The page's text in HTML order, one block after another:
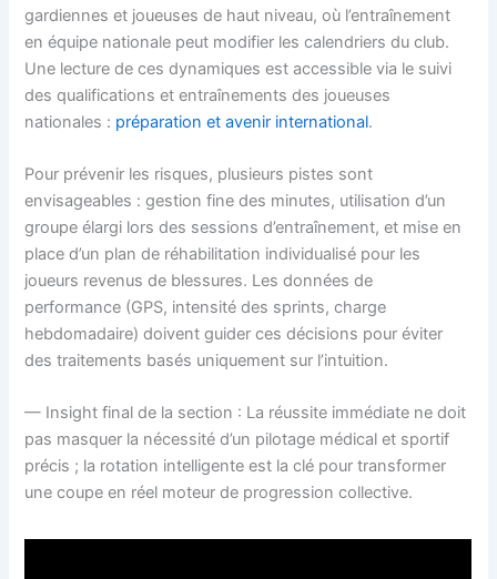
gardiennes et joueuses de haut niveau, où l’entraînement
en équipe nationale peut modifier les calendriers du club.
Une lecture de ces dynamiques est accessible via le suivi
des qualifications et entraînements des joueuses
nationales : préparation et avenir international.
Pour prévenir les risques, plusieurs pistes sont
envisageables : gestion fine des minutes, utilisation d’un
groupe élargi lors des sessions d’entraînement, et mise en
place d’un plan de réhabilitation individualisé pour les
joueurs revenus de blessures. Les données de
performance (GPS, intensité des sprints, charge
hebdomadaire) doivent guider ces décisions pour éviter
des traitements basés uniquement sur l’intuition.
— Insight final de la section : La réussite immédiate ne doit
pas masquer la nécessité d’un pilotage médical et sportif
précis ; la rotation intelligente est la clé pour transformer
une coupe en réel moteur de progression collective.